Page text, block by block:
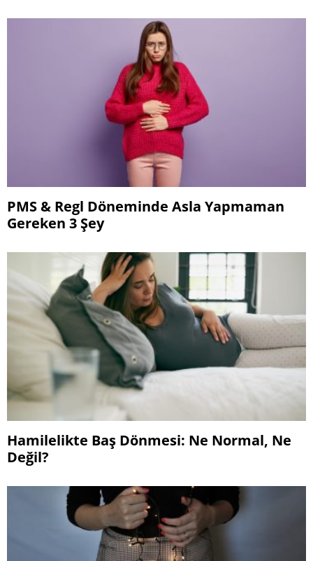
PMS & Regl Döneminde Asla Yapmaman
Gereken 3 Şey
Hamilelikte Baş Dönmesi: Ne Normal, Ne
Değil?